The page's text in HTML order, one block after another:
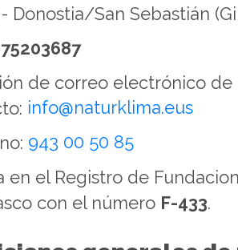
Donostia/San Sebastián
de correo electrónico de
info@naturklima.eus
943 00 50 85
en el Registro de
con el número F-433.